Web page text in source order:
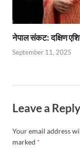
नेपाल संकट: दक्षिण
September 11, 2025
Leave a Reply
Your email address
marked *